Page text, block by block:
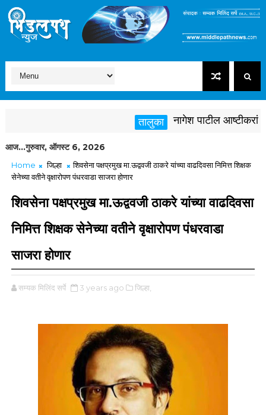
तालुका नागेश पाटील आष्टीकरांनी
आज...गुरुवार, ऑगस्ट 6, 2026
Home जिल्हा
शिवसेना पक्षप्रमुख मा.ऊद्ववजी ठाकरे यांच्या वाढदिवसा निमित्त शिक्षक
सेनेच्या वतीने वृक्षारोपण पंधरवाडा साजरा होणार
शिवसेना पक्षप्रमुख मा.ऊद्ववजी ठाकरे यांच्या वाढदिवसा
निमित्त शिक्षक सेनेच्या वतीने वृक्षारोपण पंधरवाडा
साजरा होणार
सम्यक मिलिंद सर्पे 3 years ago जिल्हा,